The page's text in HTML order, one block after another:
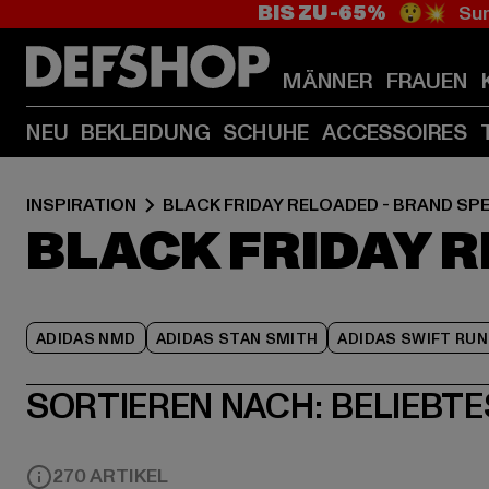
BIS ZU -65% 😲💥
MÄNNER FRAUEN
NEU BEKLEIDUNG SCHUHE ACCESSOIRES
INSPIRATION BLACK FRIDAY RELOADED - BRAND
BLACK FRIDAY
ADIDAS NMD ADIDAS STAN SMITH ADIDAS SWIFT RUN
SORTIEREN NACH:
270 ARTIKEL